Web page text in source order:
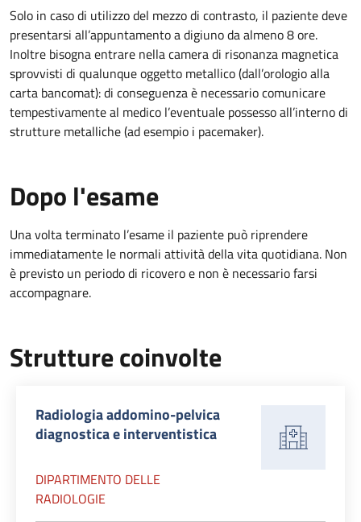
Solo in caso di utilizzo del mezzo di contrasto, il paziente deve
presentarsi all’appuntamento a digiuno da almeno 8 ore.
Inoltre bisogna entrare nella camera di risonanza magnetica
sprovvisti di qualunque oggetto metallico (dall’orologio alla
carta bancomat): di conseguenza è necessario comunicare
tempestivamente al medico l’eventuale possesso all’interno di
strutture metalliche (ad esempio i pacemaker).
Dopo l'esame
Una volta terminato l’esame il paziente può riprendere
immediatamente le normali attività della vita quotidiana. Non
è previsto un periodo di ricovero e non è necessario farsi
accompagnare.
Strutture coinvolte
Radiologia addomino-pelvica
diagnostica e interventistica
DIPARTIMENTO DELLE
RADIOLOGIE